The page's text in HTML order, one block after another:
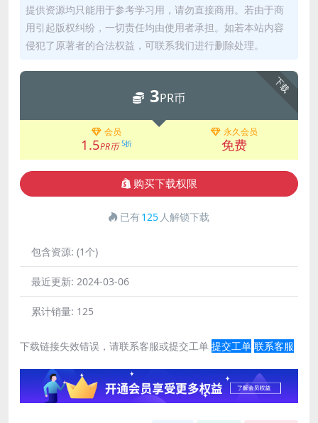
提供资源均只能用于参考学习用，请勿直接商用。若由于商
用引起版权纠纷，一切责任均由使用者承担。如若本站内容
侵犯了原著者的合法权益，可联系我们进行删除处理。
下载
3PR币
会员
1.5PR币 5折
永久会员
免费
购买下载权限
已有125 人解锁下载
包含资源: (1个)
最近更新: 2024-03-06
累计销量: 125
下载链接失效错误，请联系客服或提交工单 提交工单 联系客服